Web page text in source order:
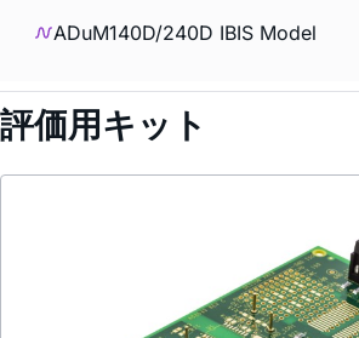
ADuM140D/240D IBIS Model
評価用キット